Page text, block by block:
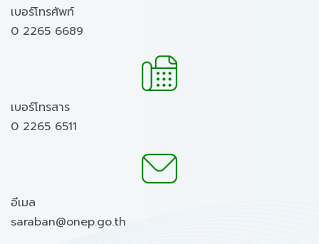
เบอร์โทรศัพท์
0 2265 6689
เบอร์โทรสาร
0 2265 6511
อีเมล
saraban@onep.go.th